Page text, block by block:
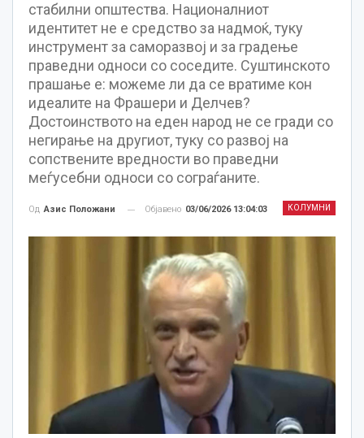
стабилни општества. Националниот
идентитет не е средство за надмоќ, туку
инструмент за саморазвој и за градење
праведни односи со соседите. Суштинското
прашање е: можеме ли да се вратиме кон
идеалите на Фрашери и Делчев?
Достоинството на еден народ не се гради со
негирање на другиот, туку со развој на
сопствените вредности во праведни
меѓусебни односи со сограѓаните.
КОЛУМНИ
Од Азис Положани Објавено 03/06/2026 13:04:03